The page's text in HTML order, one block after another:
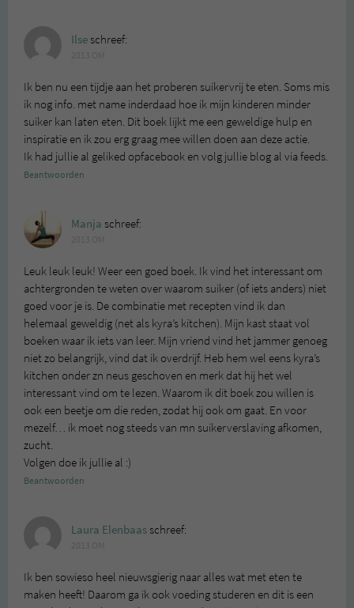
Ilseschreef:
Ik ben nu een tijdje aan het proberen suikervrij te eten. Soms mis
ik nog info. met name inderdaad hoe ik mijn kinderen minder
suiker kan laten eten. Dit boek lijkt me een geweldige hulp en
inspiratie en ik zou erg graag mee willen doen aan deze actie.
Ik had jullie al geliked opfacebook en volg jullie blog al via feeds.
Beantwoorden
Manja schreef:
Leuk leuk leuk! Weer een goed boek. Ik vind het interessant om
achtergronden te weten over waarom suiker (of iets anders) niet
goed voor je is. De combinatie met recepten vind ik dan
helemaal geweldig (net als kyra’s kitchen). Mijn kast staat vol
boeken waar ik iets van leer. Mijn vriend vind het jammer genoeg
niet zo belangrijk, vind dat ik overdrijf. Heb hem wel eens kyra’s
kitchen onder zn neus geschoven en merk dat hij het wel
interessant vind om te lezen. Waarom ik dit boek zou willen is
ook een beetje om die reden, zodat hij ook om gaat. En voor
mezelf… ik moet nog steeds van mn suikerverslaving afkomen,
zucht.
Volgen doe ik jullie al :)
Beantwoorden
Laura Elenbaasschreef:
Ik ben sowieso heel nieuwsgierig naar alles wat met eten te
maken heeft! Daarom ga ik ook voeding studeren en dit is een